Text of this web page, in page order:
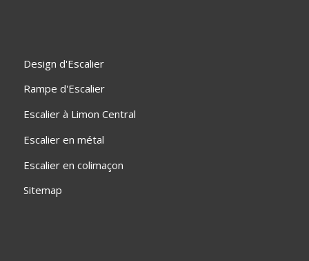
Design d'Escalier
Rampe d'Escalier
Escalier à Limon Central
Escalier en métal
Escalier en colimaçon
Sitemap